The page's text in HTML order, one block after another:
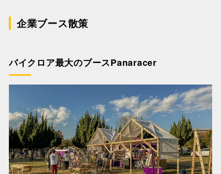
企業ブース散策
バイクロア最大のブースPanaracer